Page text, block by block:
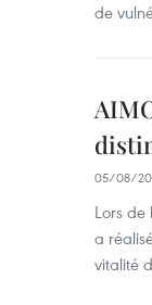
de
05/08/
Lors
a
vitalité